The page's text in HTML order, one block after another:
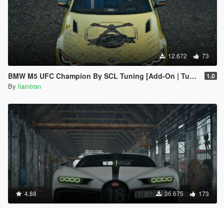
12.672 73
BMW M5 UFC Champion By SCL Tuning [Add-On | Tuning] 1.0
By liamtran
4.88 36.675 173